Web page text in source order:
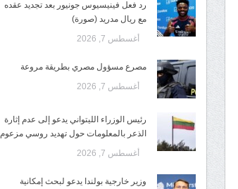
رد فعل فينيسيوس جونيور بعد تجديد عقده
مع ريال مدريد (صورة)
أغسطس 7, 2026
مصرع مسؤول مصري بطريقة مروعة
أغسطس 7, 2026
رئيس الوزراء الليتواني يدعو إلى عدم إثارة
الذعر بالمعلومات حول تهديد روسي مزعوم
أغسطس 7, 2026
وزير خارجية بولندا يدعو لبحث إمكانية